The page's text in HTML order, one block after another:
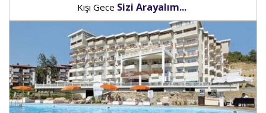
Kişi Gece Sizi Arayalım...